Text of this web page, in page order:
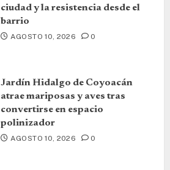
ciudad y la resistencia desde el
barrio
AGOSTO 10, 2026 0
Jardín Hidalgo de Coyoacán
atrae mariposas y aves tras
convertirse en espacio
polinizador
AGOSTO 10, 2026 0